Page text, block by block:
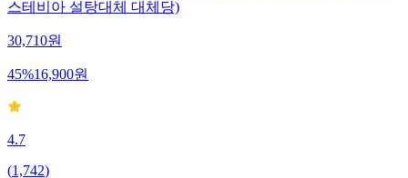
스테비아 설탕대체 대체당)
30,710원
45%16,900원
4.7
(1,742)